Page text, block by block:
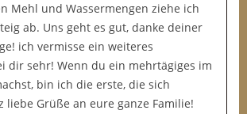
Mehl und Wassermengen ziehe ich
ab. Uns geht es gut, danke deiner
ich vermisse ein weiteres
dir sehr! Wenn du ein mehrtägiges im
bin ich die erste, die sich
liebe Grüße an eure ganze Familie!